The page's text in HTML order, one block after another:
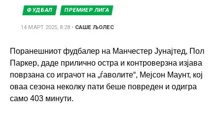
ФУДБАЛ ПРЕМИЕР ЛИГА
14 МАРТ 2025, 8:28 • САШЕ ЉОЛЕС
Поранешниот фудбалер на Манчестер Јунајтед, Пол
Паркер, даде прилично остра и контроверзна изјава
поврзана со играчот на „ѓаволите“, Мејсон Маунт, кој
оваа сезона неколку пати беше повреден и одигра
само 403 минути.